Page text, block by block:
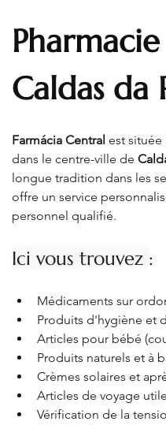
Caldas da
Farmácia Central est située
dans le centre-ville de
longue tradition dans les
offre un service
personnel qualifié.
Ici vous trouvez :
Médicaments sur
Produits d'hygiène et
Articles pour bébé
Produits naturels et à
Crèmes solaires et
Articles de voyage
Vérification de la